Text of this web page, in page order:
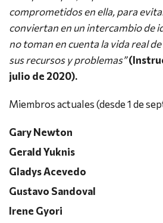
comprometidos en ella, para
conviertan en un intercambio de
no toman en cuenta la vida real
sus recursos y problemas”
julio de 2020).
Miembros actuales (desde 1 de
Gary Newton
Gerald Yuknis
Gladys Acevedo
Gustavo Sandoval
Irene Gyori